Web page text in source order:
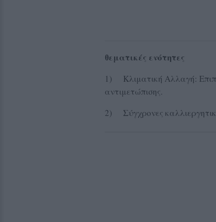
θεματικές ενότητες
1) Κλιματική Αλλαγή:
αντιμετώπισης.
2) Σύγχρονες